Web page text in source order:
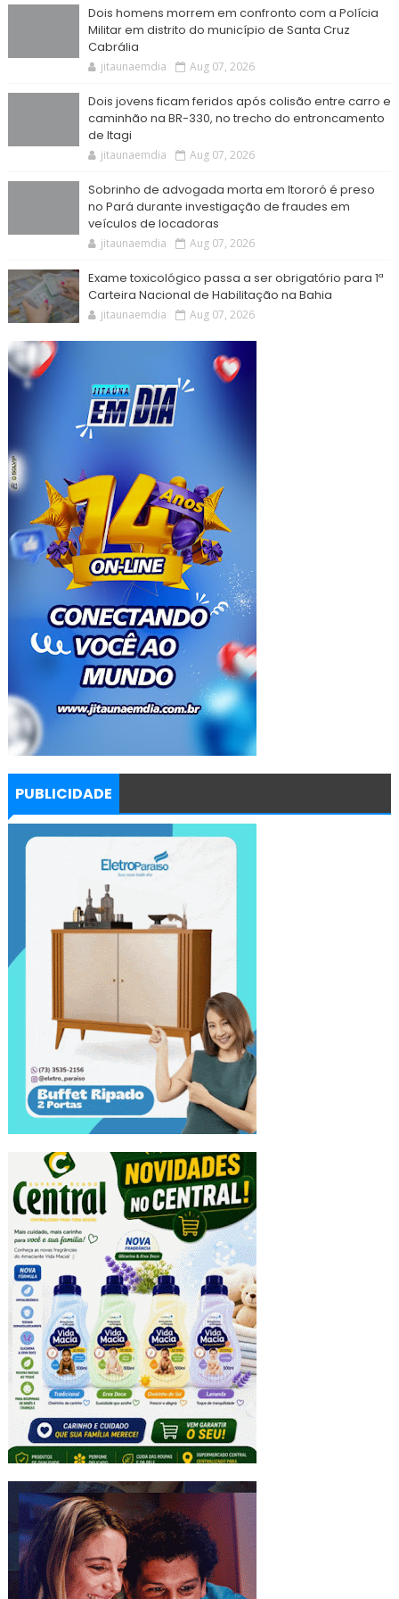
Dois homens morrem em confronto com a Polícia
Militar em distrito do município de Santa Cruz
Cabrália
jitaunaemdia Aug 07, 2026
Dois jovens ficam feridos após colisão entre carro e
caminhão na BR-330, no trecho do entroncamento
de Itagi
jitaunaemdia Aug 07, 2026
Sobrinho de advogada morta em Itororó é preso
no Pará durante investigação de fraudes em
veículos de locadoras
jitaunaemdia Aug 07, 2026
Exame toxicológico passa a ser obrigatório para 1ª
Carteira Nacional de Habilitação na Bahia
jitaunaemdia Aug 07, 2026
PUBLICIDADE